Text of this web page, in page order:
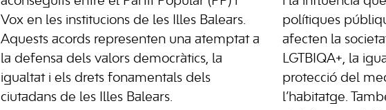
Vox en les institucions de les Illes Balears.
Aquests acords representen una atemptat a
la defensa dels valors democràtics, la
igualtat i els drets fonamentals dels
ciutadans de les Illes Balears.
polítiques
afecten la
LGTBIQA+, la
protecció del
l’habitatge.